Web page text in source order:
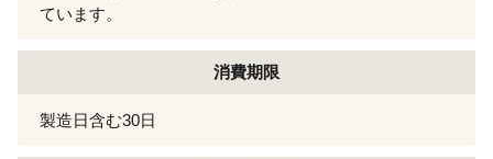
ています。
消費期限
製造日含む30日